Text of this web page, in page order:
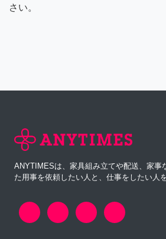
さい。
ANYTIMESは、家具組み立てや配送、家事
た用事を依頼したい人と、仕事をしたい人